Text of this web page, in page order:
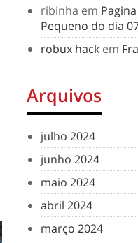
ribinha em
Pequeno do dia
robux hack em
Arquivos
julho 2024
junho 2024
maio 2024
abril 2024
março 2024